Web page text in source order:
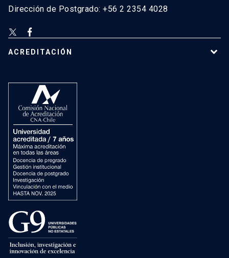
Dirección de Postgrado: +56 2 2354 4028
ACREDITACIÓN